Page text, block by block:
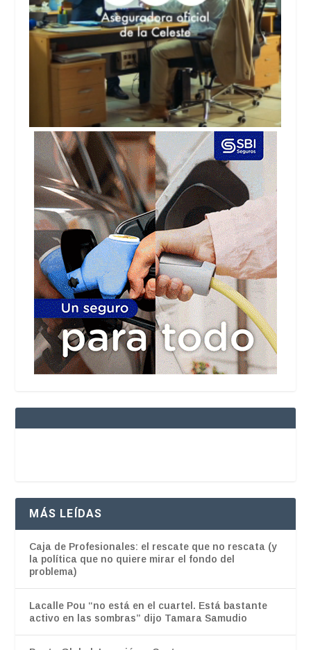
MÁS LEÍDAS
Caja de Profesionales: el rescate que no rescata (y
la política que no quiere mirar el fondo del
problema)
Lacalle Pou “no está en el cuartel. Está bastante
activo en las sombras” dijo Tamara Samudio